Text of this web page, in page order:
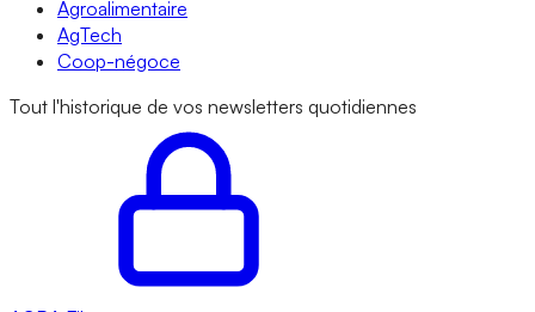
Agroalimentaire
AgTech
Coop-négoce
Tout l'historique de vos newsletters quotidiennes